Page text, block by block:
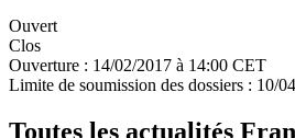
Ouvert
Clos
Ouverture : 14/02/2017 à 14:00 CET
Limite de soumission des dossiers : 10/
Toutes les actualités